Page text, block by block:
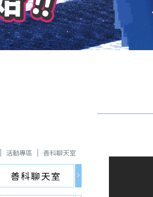
活動專區 善科聊天室
善科聊天室